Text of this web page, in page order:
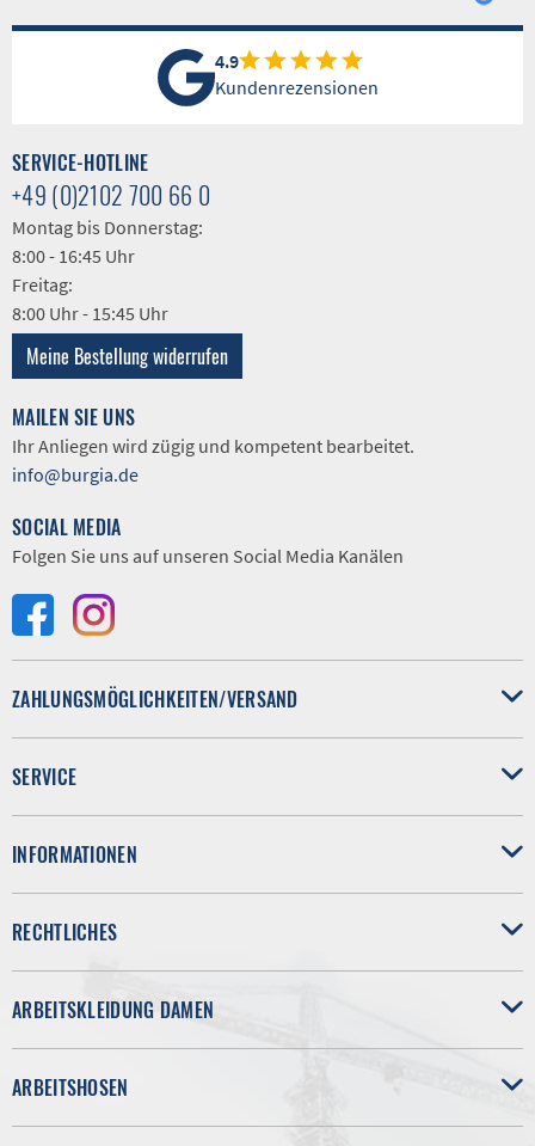
4.9
Kundenrezensionen
SERVICE-HOTLINE
+49 (0)2102 700 66 0
Montag bis Donnerstag:
8:00 - 16:45 Uhr
Freitag:
8:00 Uhr - 15:45 Uhr
Meine Bestellung widerrufen
MAILEN SIE UNS
Ihr Anliegen wird zügig und kompetent bearbeitet.
info@burgia.de
SOCIAL MEDIA
Folgen Sie uns auf unseren Social Media Kanälen
ZAHLUNGSMÖGLICHKEITEN/VERSAND
SERVICE
INFORMATIONEN
RECHTLICHES
ARBEITSKLEIDUNG DAMEN
ARBEITSHOSEN